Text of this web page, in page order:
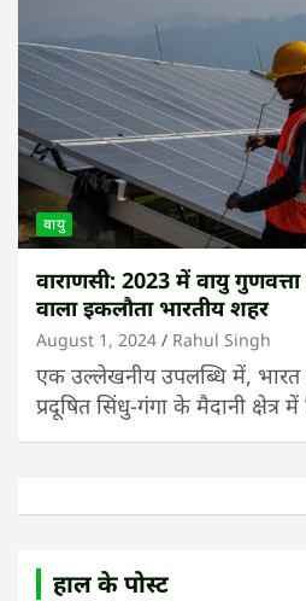
वायु
वाराणसी: 2023 में वायु
वाला इकलौता भारतीय शहर
August 1, 2024 Rahul Singh
एक उल्लेखनीय उपलब्धि में,
प्रदूषित सिंधु-गंगा के मैदानी क्षेत्र
हाल के पोस्ट